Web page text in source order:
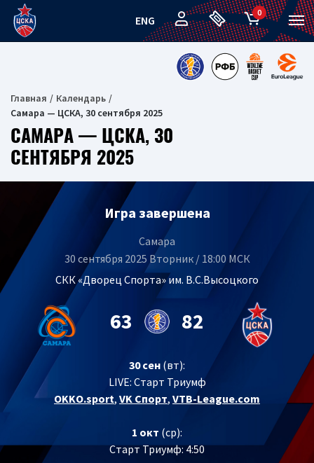
ENG
0
Главная
Календарь
Самара — ЦСКА, 30 сентября 2025
САМАРА — ЦСКА, 30
СЕНТЯБРЯ 2025
Игра завершена
Самара
30 сентября 2025 Вторник / 18:00 МСК
СКК «Дворец Спорта» им. В.С.Высоцкого
63 82
30 сен (вт):
LIVE: Старт Триумф
OKKO.sport, VK Спорт, VTB-League.com
1 окт (ср):
Старт Триумф: 4:50